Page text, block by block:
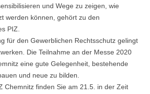
und Wege zu zeigen, wie
werden können, gehört zu den
PIZ.
für den Gewerblichen Rechtsschutz gelingt
Die Teilnahme an der Messe 2020
eine gute Gelegenheit, bestehende
und neue zu bilden.
Chemnitz finden Sie am 21.5. in der Zeit